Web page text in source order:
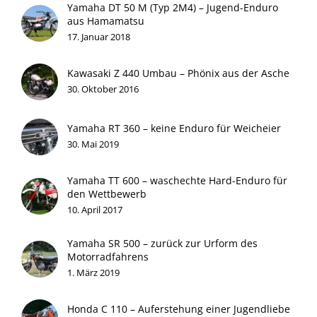
Yamaha DT 50 M (Typ 2M4) – Jugend-Enduro
aus Hamamatsu
17. Januar 2018
Kawasaki Z 440 Umbau – Phönix aus der Asche
30. Oktober 2016
Yamaha RT 360 – keine Enduro für Weicheier
30. Mai 2019
Yamaha TT 600 – waschechte Hard-Enduro für
den Wettbewerb
10. April 2017
Yamaha SR 500 – zurück zur Urform des
Motorradfahrens
1. März 2019
Honda C 110 – Auferstehung einer Jugendliebe